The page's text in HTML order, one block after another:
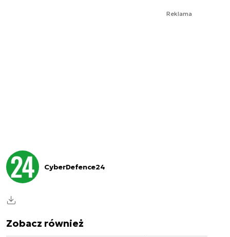
Reklama
CyberDefence24
Zobacz również